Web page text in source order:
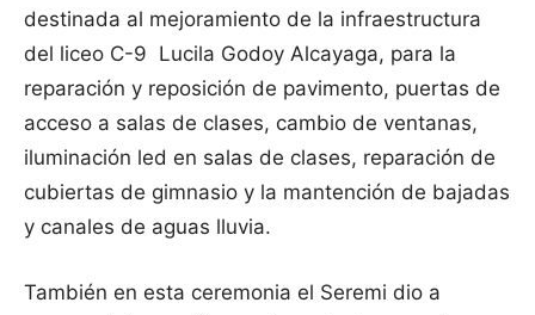
destinada al mejoramiento de la infraestructura
del liceo C-9 Lucila Godoy Alcayaga, para la
reparación y reposición de pavimento, puertas de
acceso a salas de clases, cambio de ventanas,
iluminación led en salas de clases, reparación de
cubiertas de gimnasio y la mantención de bajadas
y canales de aguas lluvia.
También en esta ceremonia el Seremi dio a